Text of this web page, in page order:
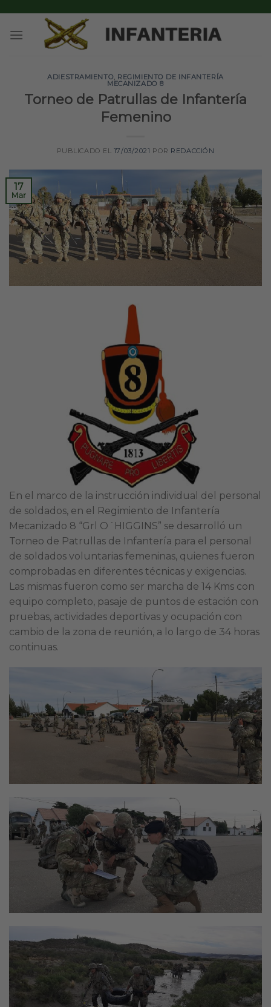
content
ADIESTRAMIENTO, REGIMIENTO DE INFANTERÍA
MECANIZADO 8
Torneo de Patrullas de Infantería
Femenino
PUBLICADO EL 17/03/2021 POR REDACCIÓN
17
Mar
En el marco de la instrucción individual del personal
de soldados, en el Regimiento de Infantería
Mecanizado 8 “Grl O´HIGGINS” se desarrolló un
Torneo de Patrullas de Infantería para el personal
de soldados voluntarias femeninas, quienes fueron
comprobadas en diferentes técnicas y exigencias.
Las mismas fueron como ser marcha de 14 Kms con
equipo completo, pasaje de puntos de estación con
pruebas, actividades deportivas y ocupación con
cambio de la zona de reunión, a lo largo de 34 horas
continuas.